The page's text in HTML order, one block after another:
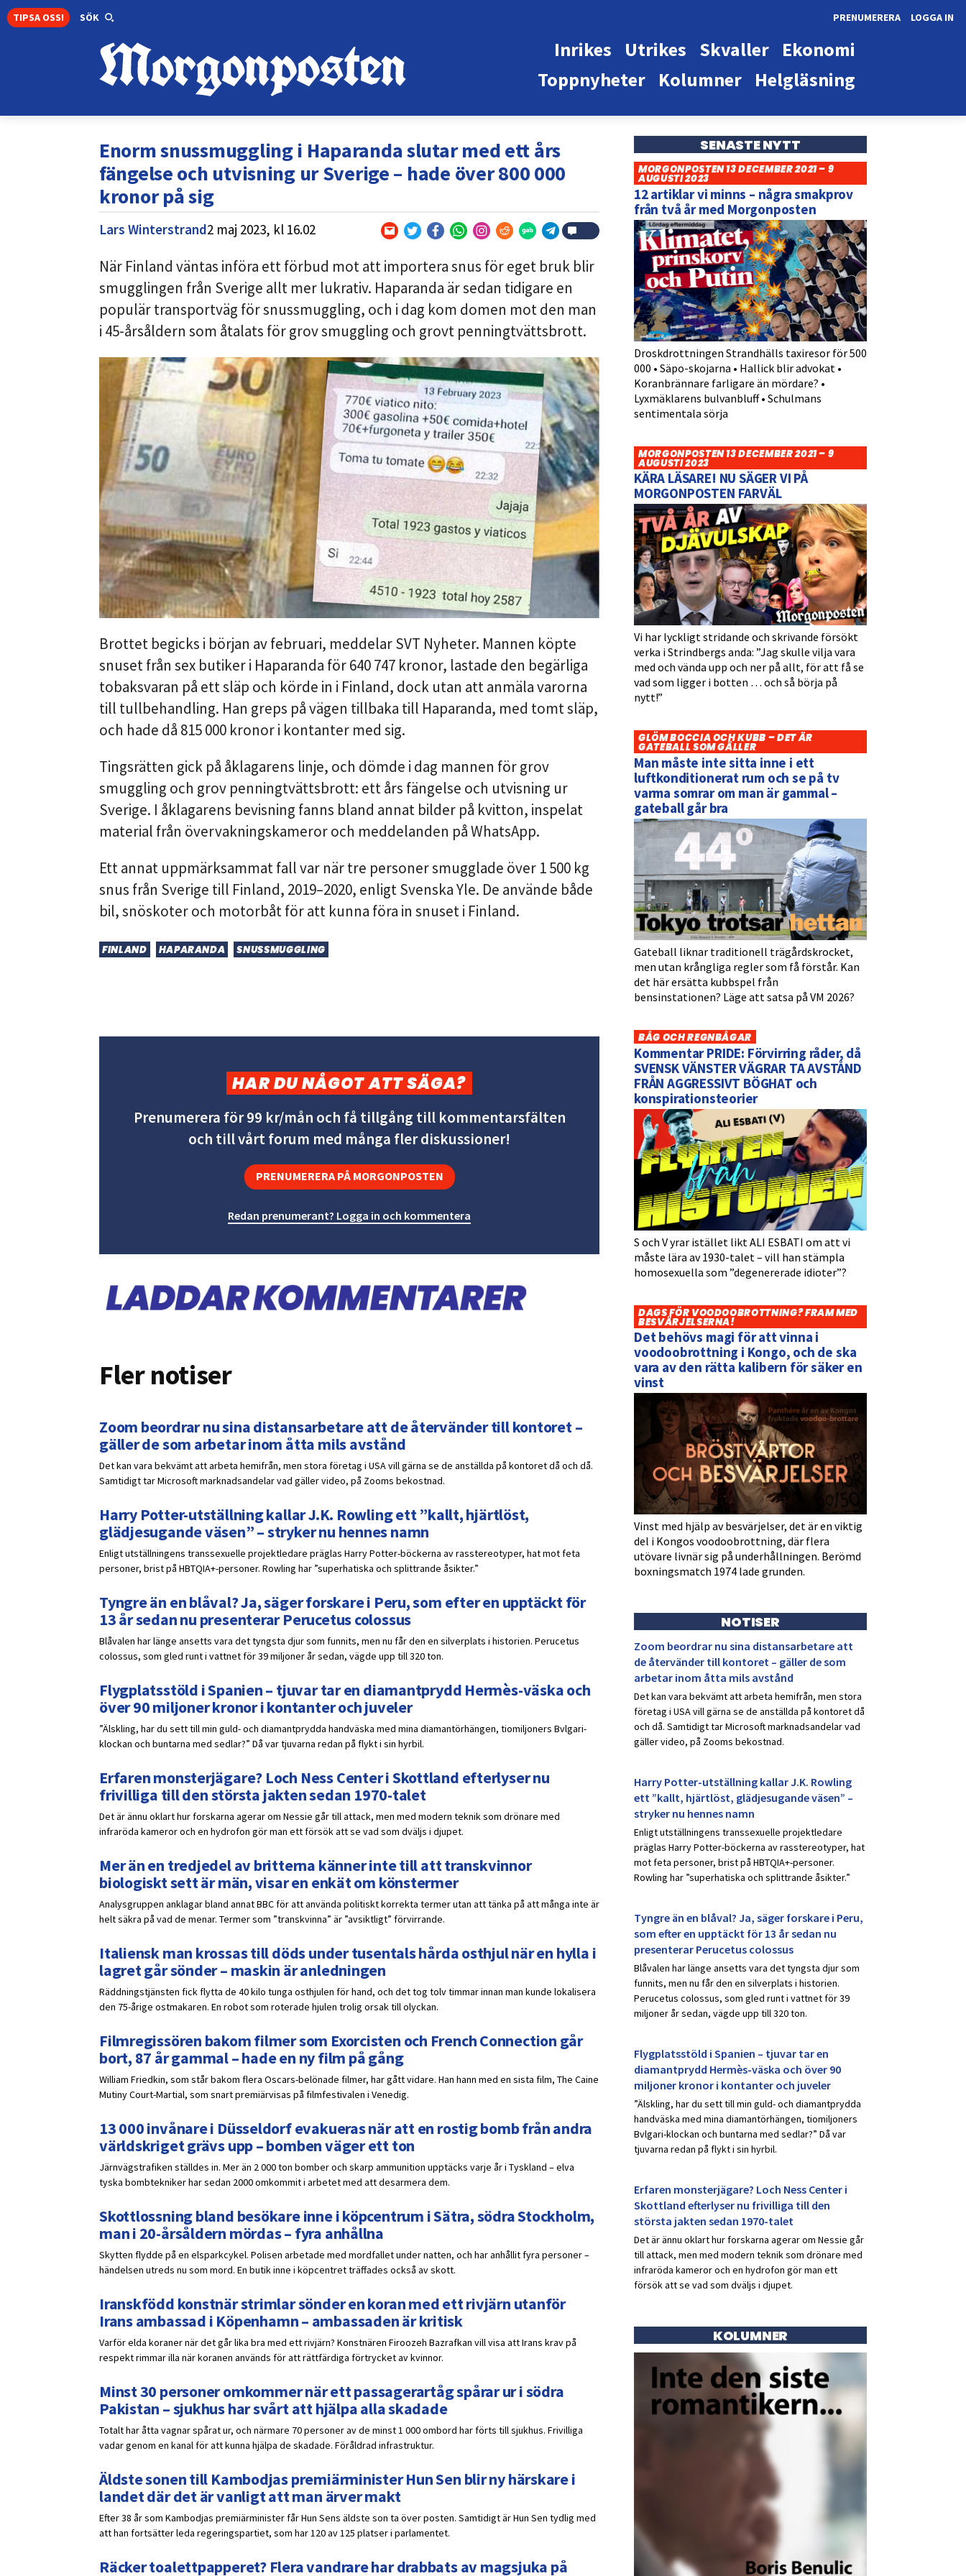
TIPSA OSS! SÖK LOGGA IN
PRENUMERERA
Ekonomi
Skvaller
Utrikes
Inrikes
Helgläsning
Kolumner
Toppnyheter
Enorm snussmuggling i Haparanda slutar med ett års
fängelse och utvisning ur Sverige – hade över 800 000
kronor på sig
Lars Winterstrand2 maj 2023, kl 16.02
När Finland väntas införa ett förbud mot att importera snus för eget bruk blir
smugglingen från Sverige allt mer lukrativ. Haparanda är sedan tidigare en
populär transportväg för snussmuggling, och i dag kom domen mot den man
i 45-årsåldern som åtalats för grov smuggling och grovt penningtvättsbrott.
Brottet begicks i början av februari, meddelar SVT Nyheter. Mannen köpte
snuset från sex butiker i Haparanda för 640 747 kronor, lastade den begärliga
tobaksvaran på ett släp och körde in i Finland, dock utan att anmäla varorna
till tullbehandling. Han greps på vägen tillbaka till Haparanda, med tomt släp,
och hade då 815 000 kronor i kontanter med sig.
Tingsrätten gick på åklagarens linje, och dömde i dag mannen för grov
smuggling och grov penningtvättsbrott: ett års fängelse och utvisning ur
Sverige. I åklagarens bevisning fanns bland annat bilder på kvitton, inspelat
material från övervakningskameror och meddelanden på WhatsApp.
Ett annat uppmärksammat fall var när tre personer smugglade över 1 500 kg
snus från Sverige till Finland, 2019–2020, enligt Svenska Yle. De använde både
bil, snöskoter och motorbåt för att kunna föra in snuset i Finland.
FINLAND HAPARANDA SNUSSMUGGLING
HAR DU NÅGOT ATT SÄGA?
Prenumerera för 99 kr/mån och få tillgång till kommentarsfälten
och till vårt forum med många fler diskussioner!
PRENUMERERA PÅ MORGONPOSTEN
Redan prenumerant? Logga in och kommentera
Fler notiser
Zoom beordrar nu sina distansarbetare att de återvänder till kontoret –
gäller de som arbetar inom åtta mils avstånd
Det kan vara bekvämt att arbeta hemifrån, men stora företag i USA vill gärna se de anställda på kontoret då och då.
Samtidigt tar Microsoft marknadsandelar vad gäller video, på Zooms bekostnad.
Harry Potter-utställning kallar J.K. Rowling ett ”kallt, hjärtlöst,
glädjesugande väsen” – stryker nu hennes namn
Enligt utställningens transsexuelle projektledare präglas Harry Potter-böckerna av rasstereotyper, hat mot feta
personer, brist på HBTQIA+-personer. Rowling har ”superhatiska och splittrande åsikter.”
Tyngre än en blåval? Ja, säger forskare i Peru, som efter en upptäckt för
13 år sedan nu presenterar Perucetus colossus
Blåvalen har länge ansetts vara det tyngsta djur som funnits, men nu får den en silverplats i historien. Perucetus
colossus, som gled runt i vattnet för 39 miljoner år sedan, vägde upp till 320 ton.
Flygplatsstöld i Spanien – tjuvar tar en diamantprydd Hermès-väska och
över 90 miljoner kronor i kontanter och juveler
”Älskling, har du sett till min guld- och diamantprydda handväska med mina diamantörhängen, tiomiljoners Bvlgari-
klockan och buntarna med sedlar?” Då var tjuvarna redan på flykt i sin hyrbil.
Erfaren monsterjägare? Loch Ness Center i Skottland efterlyser nu
frivilliga till den största jakten sedan 1970-talet
Det är ännu oklart hur forskarna agerar om Nessie går till attack, men med modern teknik som drönare med
infraröda kameror och en hydrofon gör man ett försök att se vad som dväljs i djupet.
Mer än en tredjedel av britterna känner inte till att transkvinnor
biologiskt sett är män, visar en enkät om könstermer
Analysgruppen anklagar bland annat BBC för att använda politiskt korrekta termer utan att tänka på att många inte är
helt säkra på vad de menar. Termer som ”transkvinna” är ”avsiktligt” förvirrande.
Italiensk man krossas till döds under tusentals hårda osthjul när en hylla i
lagret går sönder – maskin är anledningen
Räddningstjänsten fick flytta de 40 kilo tunga osthjulen för hand, och det tog tolv timmar innan man kunde lokalisera
den 75-årige ostmakaren. En robot som roterade hjulen trolig orsak till olyckan.
Filmregissören bakom filmer som Exorcisten och French Connection går
bort, 87 år gammal – hade en ny film på gång
William Friedkin, som står bakom flera Oscars-belönade filmer, har gått vidare. Han hann med en sista film, The Caine
Mutiny Court-Martial, som snart premiärvisas på filmfestivalen i Venedig.
13 000 invånare i Düsseldorf evakueras när att en rostig bomb från andra
världskriget grävs upp – bomben väger ett ton
Järnvägstrafiken ställdes in. Mer än 2 000 ton bomber och skarp ammunition upptäcks varje år i Tyskland – elva
tyska bombtekniker har sedan 2000 omkommit i arbetet med att desarmera dem.
Skottlossning bland besökare inne i köpcentrum i Sätra, södra Stockholm,
man i 20-årsåldern mördas – fyra anhållna
Skytten flydde på en elsparkcykel. Polisen arbetade med mordfallet under natten, och har anhållit fyra personer –
händelsen utreds nu som mord. En butik inne i köpcentret träffades också av skott.
Iranskfödd konstnär strimlar sönder en koran med ett rivjärn utanför
Irans ambassad i Köpenhamn – ambassaden är kritisk
Varför elda koraner när det går lika bra med ett rivjärn? Konstnären Firoozeh Bazrafkan vill visa att Irans krav på
respekt rimmar illa när koranen används för att rättfärdiga förtrycket av kvinnor.
Minst 30 personer omkommer när ett passagerartåg spårar ur i södra
Pakistan – sjukhus har svårt att hjälpa alla skadade
Totalt har åtta vagnar spårat ur, och närmare 70 personer av de minst 1 000 ombord har förts till sjukhus. Frivilliga
vadar genom en kanal för att kunna hjälpa de skadade. Föråldrad infrastruktur.
Äldste sonen till Kambodjas premiärminister Hun Sen blir ny härskare i
landet där det är vanligt att man ärver makt
Efter 38 år som Kambodjas premiärminister får Hun Sens äldste son ta över posten. Samtidigt är Hun Sen tydlig med
att han fortsätter leda regeringspartiet, som har 120 av 125 platser i parlamentet.
Räcker toalettpapperet? Flera vandrare har drabbats av magsjuka på
SENASTE NYTT
MORGONPOSTEN 13 DECEMBER 2021 – 9
AUGUSTI 2023
12 artiklar vi minns – några smakprov
från två år med Morgonposten
Droskdrottningen Strandhälls taxiresor för 500
000 • Säpo-skojarna • Hallick blir advokat •
Koranbrännare farligare än mördare? •
Lyxmäklarens bulvanbluff • Schulmans
sentimentala sörja
MORGONPOSTEN 13 DECEMBER 2021 – 9
AUGUSTI 2023
KÄRA LÄSARE! NU SÄGER VI PÅ
MORGONPOSTEN FARVÄL
Vi har lyckligt stridande och skrivande försökt
verka i Strindbergs anda: ”Jag skulle vilja vara
med och vända upp och ner på allt, för att få se
vad som ligger i botten … och så börja på
nytt!”
GLÖM BOCCIA OCH KUBB – DET ÄR
GATEBALL SOM GÄLLER
Man måste inte sitta inne i ett
luftkonditionerat rum och se på tv
varma somrar om man är gammal –
gateball går bra
Gateball liknar traditionell trägårdskrocket,
men utan krångliga regler som få förstår. Kan
det här ersätta kubbspel från
bensinstationen? Läge att satsa på VM 2026?
BÅG OCH REGNBÅGAR
Kommentar PRIDE: Förvirring råder, då
SVENSK VÄNSTER VÄGRAR TA AVSTÅND
FRÅN AGGRESSIVT BÖGHAT och
konspirationsteorier
S och V yrar istället likt ALI ESBATI om att vi
måste lära av 1930-talet – vill han stämpla
homosexuella som ”degenererade idioter”?
DAGS FÖR VOODOOBROTTNING? FRAM MED
BESVÄRJELSERNA!
Det behövs magi för att vinna i
voodoobrottning i Kongo, och de ska
vara av den rätta kalibern för säker en
vinst
Vinst med hjälp av besvärjelser, det är en viktig
del i Kongos voodoobrottning, där flera
utövare livnär sig på underhållningen. Berömd
boxningsmatch 1974 lade grunden.
NOTISER
Zoom beordrar nu sina distansarbetare att
de återvänder till kontoret – gäller de som
arbetar inom åtta mils avstånd
Det kan vara bekvämt att arbeta hemifrån, men stora
företag i USA vill gärna se de anställda på kontoret då
och då. Samtidigt tar Microsoft marknadsandelar vad
gäller video, på Zooms bekostnad.
Harry Potter-utställning kallar J.K. Rowling
ett ”kallt, hjärtlöst, glädjesugande väsen” –
stryker nu hennes namn
Enligt utställningens transsexuelle projektledare
präglas Harry Potter-böckerna av rasstereotyper, hat
mot feta personer, brist på HBTQIA+-personer.
Rowling har ”superhatiska och splittrande åsikter.”
Tyngre än en blåval? Ja, säger forskare i Peru,
som efter en upptäckt för 13 år sedan nu
presenterar Perucetus colossus
Blåvalen har länge ansetts vara det tyngsta djur som
funnits, men nu får den en silverplats i historien.
Perucetus colossus, som gled runt i vattnet för 39
miljoner år sedan, vägde upp till 320 ton.
Flygplatsstöld i Spanien – tjuvar tar en
diamantprydd Hermès-väska och över 90
miljoner kronor i kontanter och juveler
”Älskling, har du sett till min guld- och diamantprydda
handväska med mina diamantörhängen, tiomiljoners
Bvlgari-klockan och buntarna med sedlar?” Då var
tjuvarna redan på flykt i sin hyrbil.
Erfaren monsterjägare? Loch Ness Center i
Skottland efterlyser nu frivilliga till den
största jakten sedan 1970-talet
Det är ännu oklart hur forskarna agerar om Nessie går
till attack, men med modern teknik som drönare med
infraröda kameror och en hydrofon gör man ett
försök att se vad som dväljs i djupet.
KOLUMNER